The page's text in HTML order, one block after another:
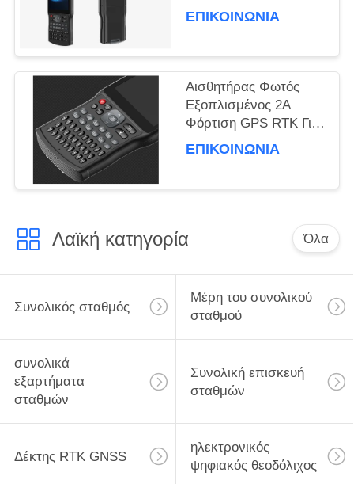
αισθητήρα επιταχυντή
ΕΠΙΚΟΙΝΩΝΊΑ
Αισθητήρας Φωτός
Εξοπλισμένος 2A
Φόρτιση GPS RTK Για
Τοπογραφία και
ΕΠΙΚΟΙΝΩΝΊΑ
Λαϊκή κατηγορία Όλα
Συνολικός σταθμός
Μέρη του συνολικού
σταθμού
συνολικά
εξαρτήματα
σταθμών
Συνολική επισκευή
σταθμών
Δέκτης RTK GNSS
ηλεκτρονικός
ψηφιακός θεοδόλιχος